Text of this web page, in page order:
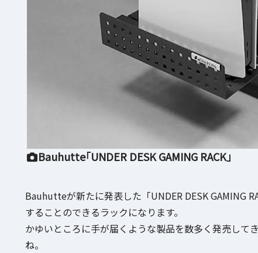
Bauhutte「UNDER DESK GAMING RACK」
Bauhutteが新たに発表した「UNDER DESK GAMING
することのできるラックになります。
かゆいところに手が届くような製品を数多く発売して
ね。